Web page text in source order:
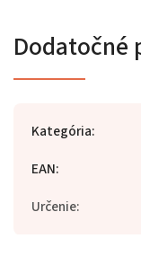
Dodatočné
Kategória:
EAN:
Určenie: